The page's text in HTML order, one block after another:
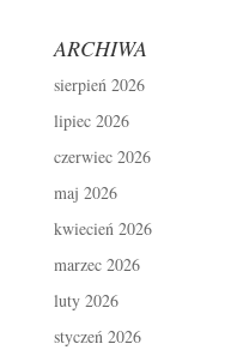
ARCHIWA
sierpień 2026
lipiec 2026
czerwiec 2026
maj 2026
kwiecień 2026
marzec 2026
luty 2026
styczeń 2026